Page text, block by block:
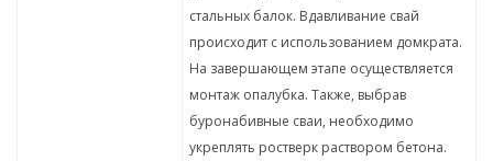
стальных балок. Вдавливание свай
происходит с использованием домкрата.
На завершающем этапе осуществляется
монтаж опалубка. Также, выбрав
буронабивные сваи, необходимо
укреплять ростверк раствором бетона.